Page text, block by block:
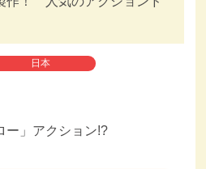
日本
ー」アクション!?